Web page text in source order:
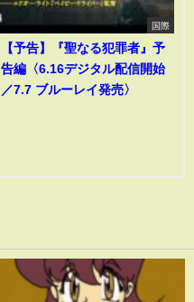
国際
【予告】『聖なる犯罪者』予
告編〈6.16デジタル配信開始
／7.7 ブルーレイ発売〉